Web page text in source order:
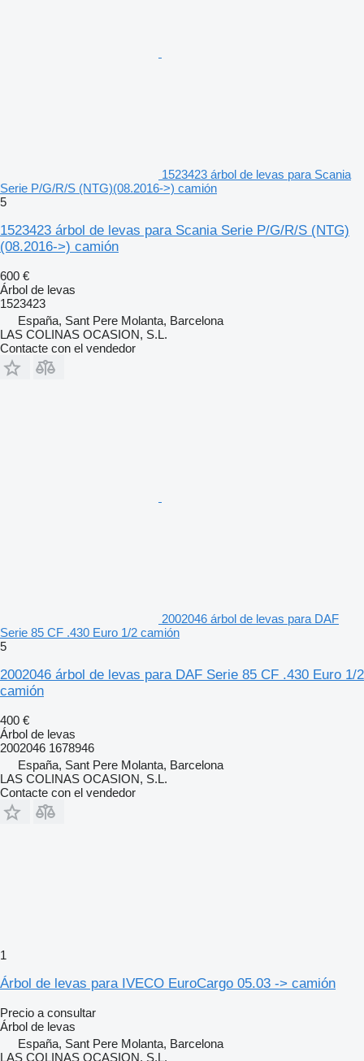
1523423 árbol de levas para Scania
Serie P/G/R/S (NTG)(08.2016->) camión
5
1523423 árbol de levas para Scania Serie P/G/R/S (NTG)
(08.2016->) camión
600 €
Árbol de levas
1523423
España, Sant Pere Molanta, Barcelona
LAS COLINAS OCASION, S.L.
Contacte con el vendedor
2002046 árbol de levas para DAF
Serie 85 CF .430 Euro 1/2 camión
5
2002046 árbol de levas para DAF Serie 85 CF .430 Euro 1/2
camión
400 €
Árbol de levas
2002046 1678946
España, Sant Pere Molanta, Barcelona
LAS COLINAS OCASION, S.L.
Contacte con el vendedor
1
Árbol de levas para IVECO EuroCargo 05.03 -> camión
Precio a consultar
Árbol de levas
España, Sant Pere Molanta, Barcelona
LAS COLINAS OCASION, S.L.